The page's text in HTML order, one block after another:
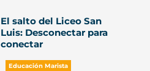
El salto del Liceo San
Luis: Desconectar para
conectar
Educación Marista